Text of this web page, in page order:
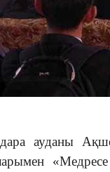
ауданы